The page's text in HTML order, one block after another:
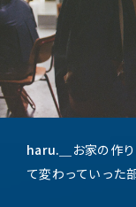
haru.＿
お家の作
て変わっていった